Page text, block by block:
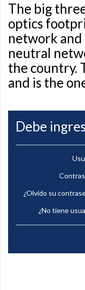
The big
optics
network and
neutral
the country.
and is the
Debe
¿Olvido su
¿No tiene